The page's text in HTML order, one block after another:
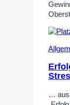
… aus